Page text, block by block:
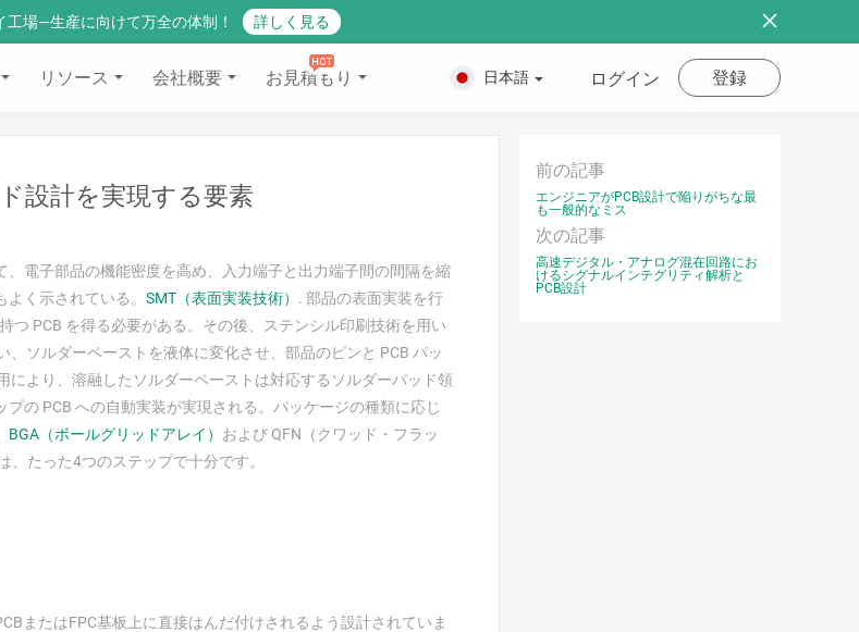
工場—生産に向けて万全の体制！ 詳しく見る
リソース 会社概要 お見積もり 日本語 ログイン 登録
設計を実現する要素
電子部品の機能密度を高め、入力端子と出力端子間の間隔を縮
く示されている。 SMT（表面実装技術） . 部品の表面実装を行
つ PCB を得る必要がある。その後、ステンシル印刷技術を用い
ソルダーペーストを液体に変化させ、部品のピンと PCB パッ
により、溶融したソルダーペーストは対応するソルダーパッド領
の PCB への自動実装が実現される。パッケージの種類に応じ
BGA（ボールグリッドアレイ） および QFN（クワッド・フラッ
、たった4つのステップで十分です。
またはFPC基板上に直接はんだ付けされるよう設計されていま
前の記事
エンジニアがPCB設計で陥りがちな最
も一般的なミス
次の記事
高速デジタル・アナログ混在回路にお
けるシグナルインテグリティ解析と
PCB設計